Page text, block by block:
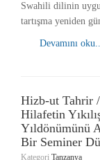
Swahili dilinin
tartışma yeniden
Devamını
Hizb-ut Tahrir
Hilafetin
Yıldönümünü
Bir Seminer
Kategori Tanzanya